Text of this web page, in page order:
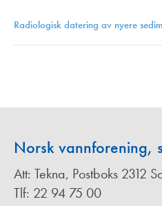
Radiologisk datering av nyere
Norsk vannforening,
Att: Tekna, Postboks 2312
Tlf: 22 94 75 00